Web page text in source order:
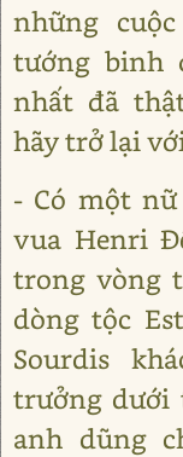
những
tướng binh
nhất đã
hãy trở lại
- Có một
vua Henri
trong vòng
dòng tộc
Sourdis
trưởng dưới
anh dũng